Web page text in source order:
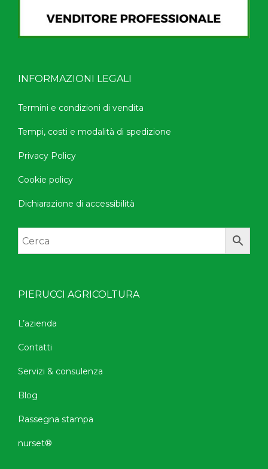
INFORMAZIONI LEGALI
Termini e condizioni di vendita
Tempi, costi e modalità di spedizione
Privacy Policy
Cookie policy
Dichiarazione di accessibilità
PIERUCCI AGRICOLTURA
L’azienda
Contatti
Servizi & consulenza
Blog
Rassegna stampa
nurset®